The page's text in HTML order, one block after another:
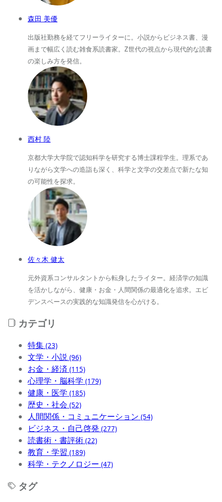
森田 美優
出版社勤務を経てフリーライターに。小説からビジネス書、漫
画まで幅広く読む雑食系読書家。Z世代の視点から現代的な読書
の楽しみ方を発信。
西村 陸
京都大学大学院で認知科学を研究する博士課程学生。理系であ
りながら文学への造詣も深く、科学と文学の交差点で新たな知
の可能性を探求。
佐々木 健太
元外資系コンサルタントから転身したライター。経済学の知識
を活かしながら、健康・お金・人間関係の最適化を追求。エビ
デンスベースの実践的な知識発信を心がける。
カテゴリ
特集 (23)
文学・小説 (96)
お金・経済 (115)
心理学・脳科学 (179)
健康・医学 (185)
歴史・社会 (52)
人間関係・コミュニケーション (54)
ビジネス・自己啓発 (277)
読書術・書評術 (22)
教育・学習 (189)
科学・テクノロジー (47)
タグ